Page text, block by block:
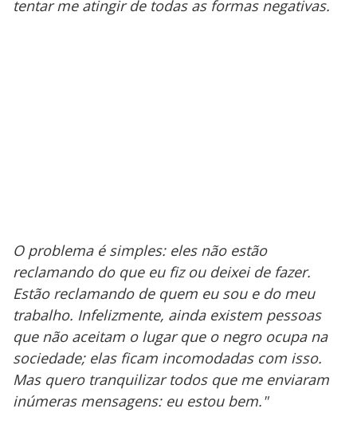
tentar me atingir de todas as formas negativas.
O problema é simples: eles não estão
reclamando do que eu fiz ou deixei de fazer.
Estão reclamando de quem eu sou e do meu
trabalho. Infelizmente, ainda existem pessoas
que não aceitam o lugar que o negro ocupa na
sociedade; elas ficam incomodadas com isso.
Mas quero tranquilizar todos que me enviaram
inúmeras mensagens: eu estou bem."